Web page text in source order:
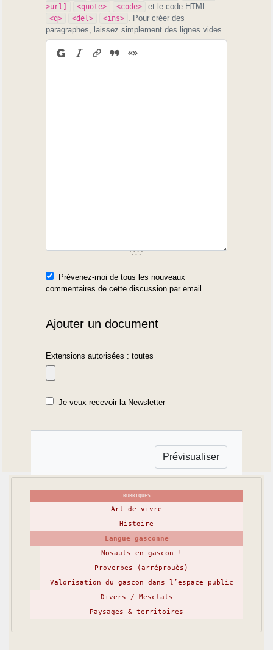
>url]
<quote> <code> et le code HTML
<q> <del> <ins>
. Pour créer des
paragraphes, laissez simplement des lignes vides.
Prévenez-moi de tous les nouveaux
commentaires de cette discussion par email
Ajouter un document
Extensions autorisées : toutes
Je veux recevoir la Newsletter
RUBRIQUES
Art de vivre
Histoire
Langue gasconne
Nosauts en gascon !
Proverbes (arréprouès)
Valorisation du gascon dans l’espace public
Divers / Mesclats
Paysages & territoires